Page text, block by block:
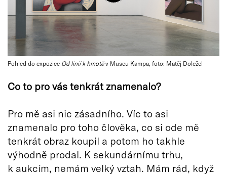
Pohled do expozice Od linií k hmotěv Museu Kampa, foto: Matěj Doležel
Co to pro vás tenkrát znamenalo?
Pro mě asi nic zásadního. Víc to asi
znamenalo pro toho člověka, co si ode mě
tenkrát obraz koupil a potom ho takhle
výhodně prodal. K sekundárnímu trhu,
k aukcím, nemám velký vztah. Mám rád, když